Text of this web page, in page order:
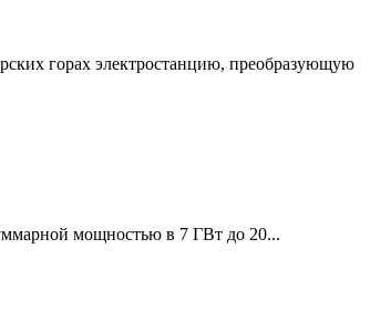
горах электростанцию, преобразующую
мощностью в 7 ГВт до 20...